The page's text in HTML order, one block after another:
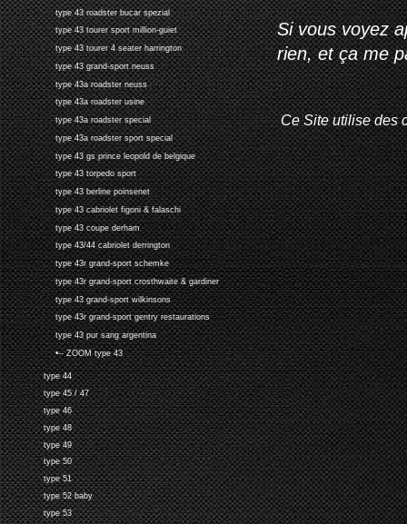
type 43 roadster bucar spezial
type 43 tourer sport million-guiet
type 43 tourer 4 seater harrington
type 43 grand-sport neuss
type 43a roadster neuss
type 43a roadster usine
type 43a roadster special
type 43a roadster sport special
type 43 gs prince leopold de belgique
type 43 torpedo sport
type 43 berline poinsenet
type 43 cabriolet figoni & falaschi
type 43 coupe derham
type 43/44 cabriolet derrington
type 43r grand-sport schemke
type 43r grand-sport crosthwaite & gardiner
type 43 grand-sport wilkinsons
type 43r grand-sport gentry restaurations
type 43 pur sang argentina
•-- ZOOM type 43
type 44
type 45 / 47
type 46
type 48
type 49
type 50
type 51
type 52 baby
type 53
Si vous voyez
rien, et ça me
Ce Site utilise des